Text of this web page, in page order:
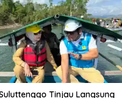
Tinjau Langsung